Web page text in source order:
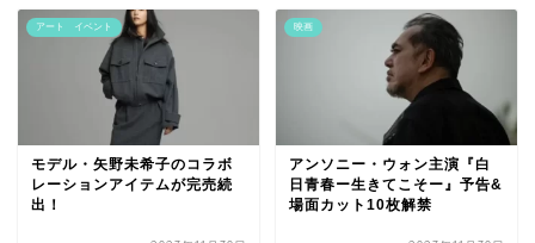
アート イベント
モデル・矢野未希子のコラボ
レーションアイテムが完売続
出！
映画
アンソニー・ウォン主演『白
日青春ー生きてこそー』予告&
場面カット10枚解禁